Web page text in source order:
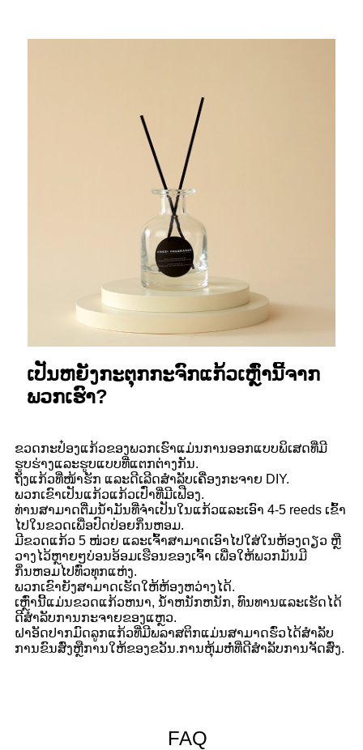
ເປັນຫຍັງກະຕຸກກະຈົກແກ້ວເຫຼົ່ານີ້ຈາກ
ພວກເຮົາ?
ຂວດກະປ໋ອງແກ້ວຂອງພວກເຮົາແມ່ນການອອກແບບພິເສດທີ່ມີ
ຮູບຮ່າງແລະຮູບແບບທີ່ແຕກຕ່າງກັນ.
ຖັງແກ້ວທີ່ໜ້າຮັກ ແລະດີເລີດສຳລັບເຄື່ອງກະຈາຍ DIY.
ພວກເຂົາເປັນແກ້ວແກ້ວເປົ່າທີ່ມີເຟືອງ.
ທ່ານສາມາດຕື່ມນ້ໍາມັນທີ່ຈໍາເປັນໃນແກ້ວແລະເອົາ 4-5 reeds ເຂົ້າ
ໄປໃນຂວດເພື່ອປົດປ່ອຍກິ່ນຫອມ.
ມີຂວດແກ້ວ 5 ໜ່ວຍ ແລະເຈົ້າສາມາດເອົາໄປໃສ່ໃນຫ້ອງດຽວ ຫຼື
ວາງໄວ້ຫຼາຍໆບ່ອນອ້ອມເຮືອນຂອງເຈົ້າ ເພື່ອໃຫ້ພວກມັນມີ
ກິ່ນຫອມໄປທົ່ວທຸກແຫ່ງ.
ພວກເຂົາຍັງສາມາດເຮັດໃຫ້ຫ້ອງຫວ່າງໄດ້.
ເຫຼົ່ານີ້ແມ່ນຂວດແກ້ວຫນາ, ນ້ໍາຫນັກຫນັກ, ທົນທານແລະເຮັດໄດ້
ດີສໍາລັບການກະຈາຍຂອງແຫຼວ.
ຝາອັດປາກມົດລູກແກ້ວທີ່ມີພລາສຕິກແມ່ນສາມາດຮົ່ວໄດ້ສໍາລັບ
ການຂົນສົ່ງຫຼືການໃຫ້ຂອງຂວັນ.ການຫຸ້ມຫໍ່ທີ່ດີສໍາລັບການຈັດສົ່ງ.
FAQ